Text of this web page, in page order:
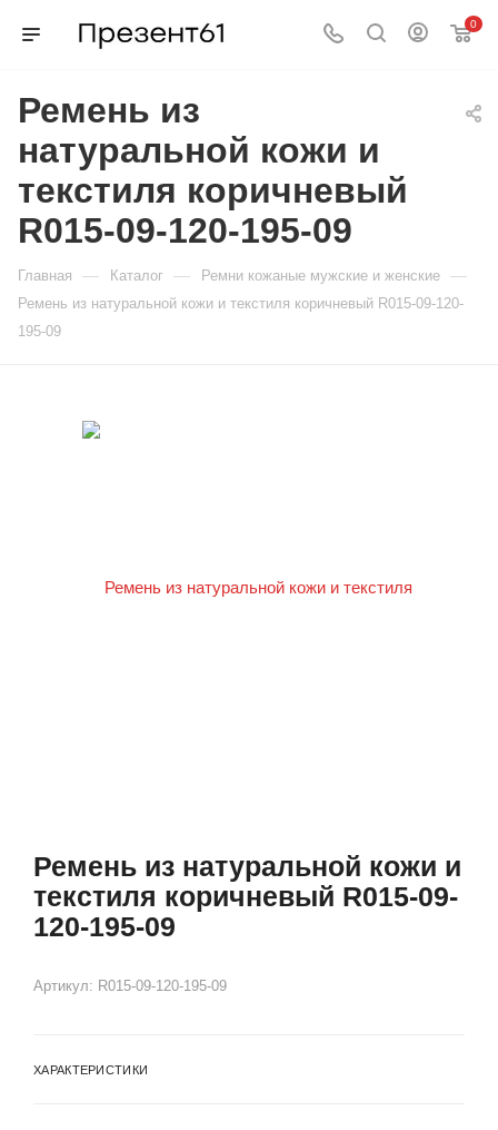
0
Ремень из
натуральной кожи и
текстиля коричневый
R015-09-120-195-09
Главная — Каталог — Ремни кожаные мужские и женские —
Ремень из натуральной кожи и текстиля коричневый R015-09-120-
195-09
Ремень из натуральной кожи и
текстиля коричневый R015-09-
120-195-09
Артикул: R015-09-120-195-09
ХАРАКТЕРИСТИКИ